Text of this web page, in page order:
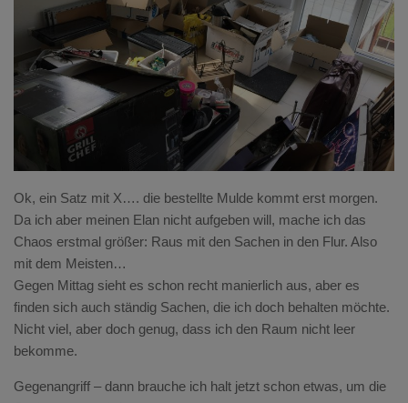
Ok, ein Satz mit X…. die bestellte Mulde kommt erst morgen.
Da ich aber meinen Elan nicht aufgeben will, mache ich das
Chaos erstmal größer: Raus mit den Sachen in den Flur. Also
mit dem Meisten…
Gegen Mittag sieht es schon recht manierlich aus, aber es
finden sich auch ständig Sachen, die ich doch behalten möchte.
Nicht viel, aber doch genug, dass ich den Raum nicht leer
bekomme.
Gegenangriff – dann brauche ich halt jetzt schon etwas, um die